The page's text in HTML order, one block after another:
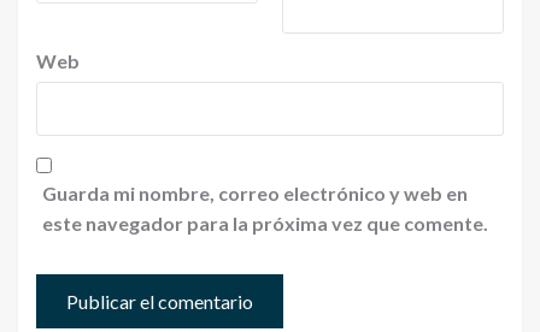
Web
Guarda mi nombre, correo electrónico y web en
este navegador para la próxima vez que comente.